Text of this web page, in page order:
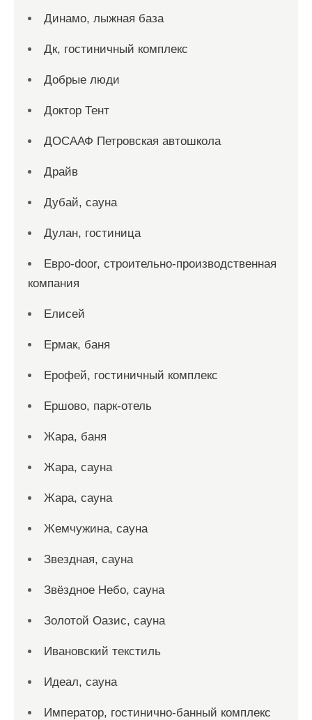
Динамо, лыжная база
Дк, гостиничный комплекс
Добрые люди
Доктор Тент
ДОСААФ Петровская автошкола
Драйв
Дубай, сауна
Дулан, гостиница
Евро-door, строительно-производственная
компания
Елисей
Ермак, баня
Ерофей, гостиничный комплекс
Ершово, парк-отель
Жара, баня
Жара, сауна
Жара, сауна
Жемчужина, сауна
Звездная, сауна
Звёздное Небо, сауна
Золотой Оазис, сауна
Ивановский текстиль
Идеал, сауна
Император, гостинично-банный комплекс